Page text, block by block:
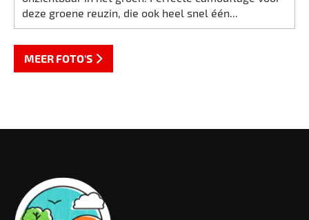
deze groene reuzin, die ook heel snel één...
MEER FOTO'S